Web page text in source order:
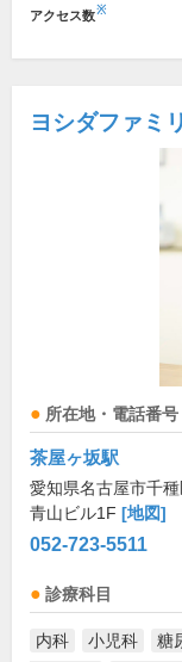
アクセス数※
ヨシダファミ
所在地・電話番号
茶屋ヶ坂駅
愛知県名古屋市千
青山ビル1F [地図]
052-723-5511
診療科目
内科 小児科 糖